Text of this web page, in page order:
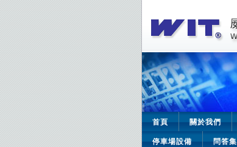
首頁 關於我們
停車場設備
問答集